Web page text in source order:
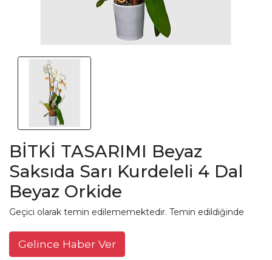
BİTKİ TASARIMI Beyaz
Saksıda Sarı Kurdeleli 4 Dal
Beyaz Orkide
Geçici olarak temin edilememektedir. Temin edildiğinde
Gelince Haber Ver